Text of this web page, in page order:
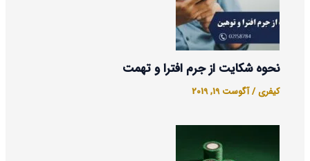
نحوه شکایت از جرم افترا و تهمت
کیفری/آگوست 19, 2019